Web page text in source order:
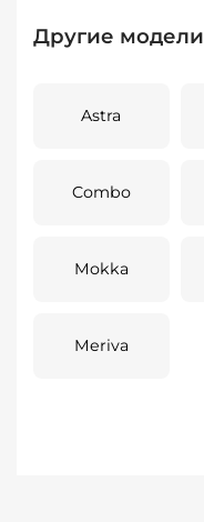
Другие модели
Astra
Combo
Mokka
Meriva